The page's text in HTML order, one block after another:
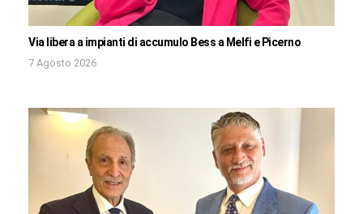
Via libera a impianti di accumulo Bess a Melfi e Picerno
7 Agosto 2026